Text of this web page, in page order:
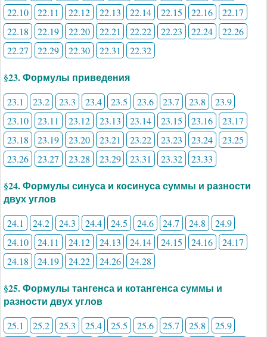
22.10
22.11 22.12 22.13 22.14 22.15 22.16
22.17
22.18
22.19 22.20 22.21 22.22 22.23 22.24
22.26
22.27
22.29 22.30 22.31 22.32
§23. Формулы приведения
23.1 23.2 23.3 23.4 23.5 23.6 23.7 23.8
23.9
23.10
23.11 23.12 23.13 23.14 23.15 23.16
23.17
23.18
23.19 23.20 23.21 23.22 23.23 23.24
23.25
23.26
23.27 23.28 23.29 23.31 23.32 23.33
§24. Формулы синуса и косинуса суммы и разности
двух углов
24.1 24.2 24.3 24.4 24.5 24.6 24.7 24.8
24.9
24.10
24.11 24.12 24.13 24.14 24.15 24.16
24.17
24.18
24.19 24.22 24.26 24.28
§25. Формулы тангенса и котангенса суммы и
разности двух углов
25.1 25.2 25.3 25.4 25.5 25.6 25.7 25.8
25.9